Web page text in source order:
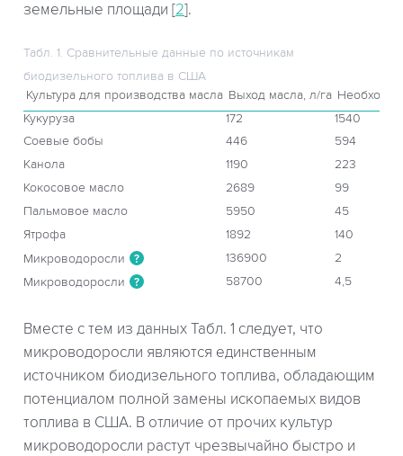
земельные площади [2].
Табл. 1. Сравнительные данные по источникам
биодизельного топлива в США
Культура для производства масла Выход масла, л/га
Кукуруза
172
1540
Соевые бобы
446
594
Канола
1190
223
Кокосовое масло
2689
99
Пальмовое масло
5950
45
Ятрофа
1892
140
Микроводоросли
? 136900
2
Микроводоросли
? 58700 4,5
Вместе с тем из данных Табл. 1 следует, что
микроводоросли являются единственным
источником биодизельного топлива, обладающим
потенциалом полной замены ископаемых видов
топлива в США. В отличие от прочих культур
микроводоросли растут чрезвычайно быстро и